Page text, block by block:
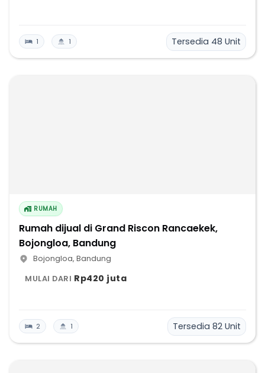
1 1 Tersedia 48 Unit
RUMAH
Rumah dijual di Grand Riscon Rancaekek,
Bojongloa, Bandung
Bojongloa, Bandung
MULAI DARI Rp420 juta
2 1 Tersedia 82 Unit